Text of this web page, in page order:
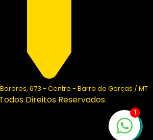
673 - Centro - Barra do Garças / MT
Direitos Reservados
1